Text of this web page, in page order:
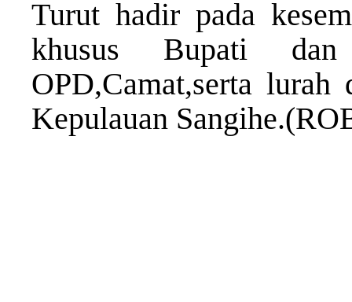
Turut hadir pada
khusus Bupati
OPD,Camat,serta lurah
Kepulauan